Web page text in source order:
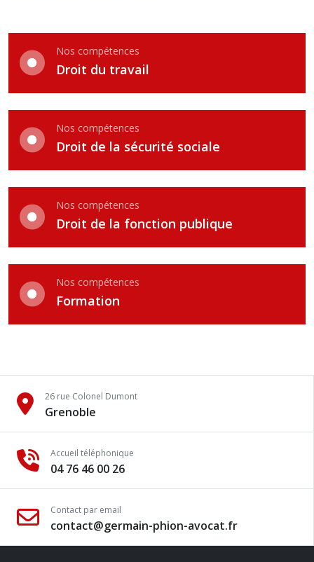
Nos compétences
Droit du travail
Nos compétences
Droit de la sécurité sociale
Nos compétences
Droit de la fonction publique
Nos compétences
Formation
26 rue Colonel Dumont
Grenoble
Accueil téléphonique
04 76 46 00 26
Contact par email
contact@germain-phion-avocat.fr